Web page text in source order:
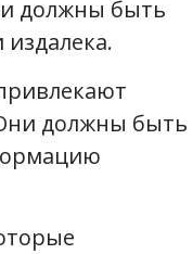
должны быть
должны быть